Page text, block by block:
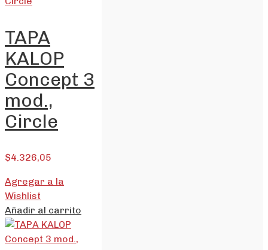
TAPA
KALOP
Concept 3
mod.,
Circle
$4.326,05
Agregar a la
Wishlist
Añadir al carrito